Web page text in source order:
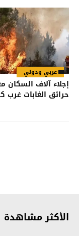
عربي ودولي
إجلاء آلاف السكان
حرائق الغابات غرب
الأكثر مشاهدة